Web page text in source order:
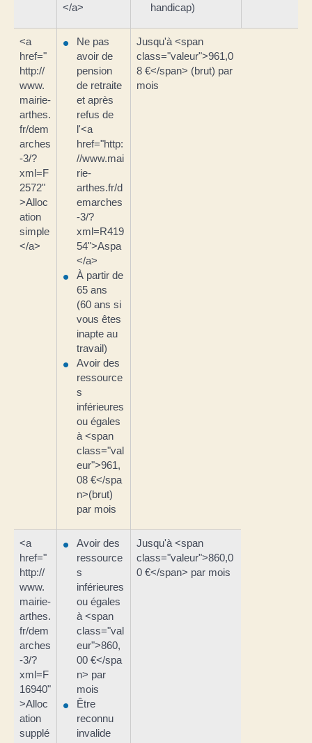
</a>
handicap)
<a
href="
http://
www.
mairie-
arthes.
fr/dem
arches
-3/?
xml=F
2572"
>Alloc
ation
simple
</a>
Ne pas
avoir de
pension
de retraite
et après
refus de
l'<a
href="http:
//www.mai
rie-
arthes.fr/d
emarches
-3/?
xml=R419
54">Aspa
</a>
À partir de
65 ans
(60 ans si
vous êtes
inapte au
travail)
Avoir des
ressource
s
inférieures
ou égales
à <span
class="val
eur">961,
08 €</spa
n>(brut)
par mois
Jusqu'à <span
class="valeur">961,0
8 €</span> (brut) par
mois
<a
href="
http://
www.
mairie-
arthes.
fr/dem
arches
-3/?
xml=F
16940"
>Alloc
ation
supplé
Avoir des
ressource
s
inférieures
ou égales
à <span
class="val
eur">860,
00 €</spa
n> par
mois
Être
reconnu
invalide
Jusqu'à <span
class="valeur">860,0
0 €</span> par mois